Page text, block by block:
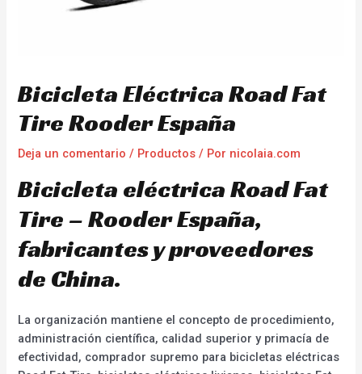
Bicicleta Eléctrica Road Fat
Tire Rooder España
Deja un comentario / Productos / Por nicolaia.com
Bicicleta eléctrica Road Fat
Tire – Rooder España,
fabricantes y proveedores
de China.
La organización mantiene el concepto de procedimiento,
administración científica, calidad superior y primacía de
efectividad, comprador supremo para bicicletas eléctricas